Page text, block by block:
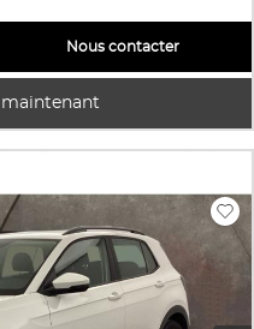
maintenant
Nous contacter